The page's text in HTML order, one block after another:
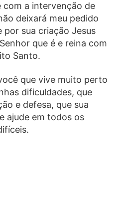
com a intervenção de
deixará meu pedido
sua criação Jesus
que é e reina com
Santo.
que vive muito perto
dificuldades, que
e defesa, que sua
ajude em todos os